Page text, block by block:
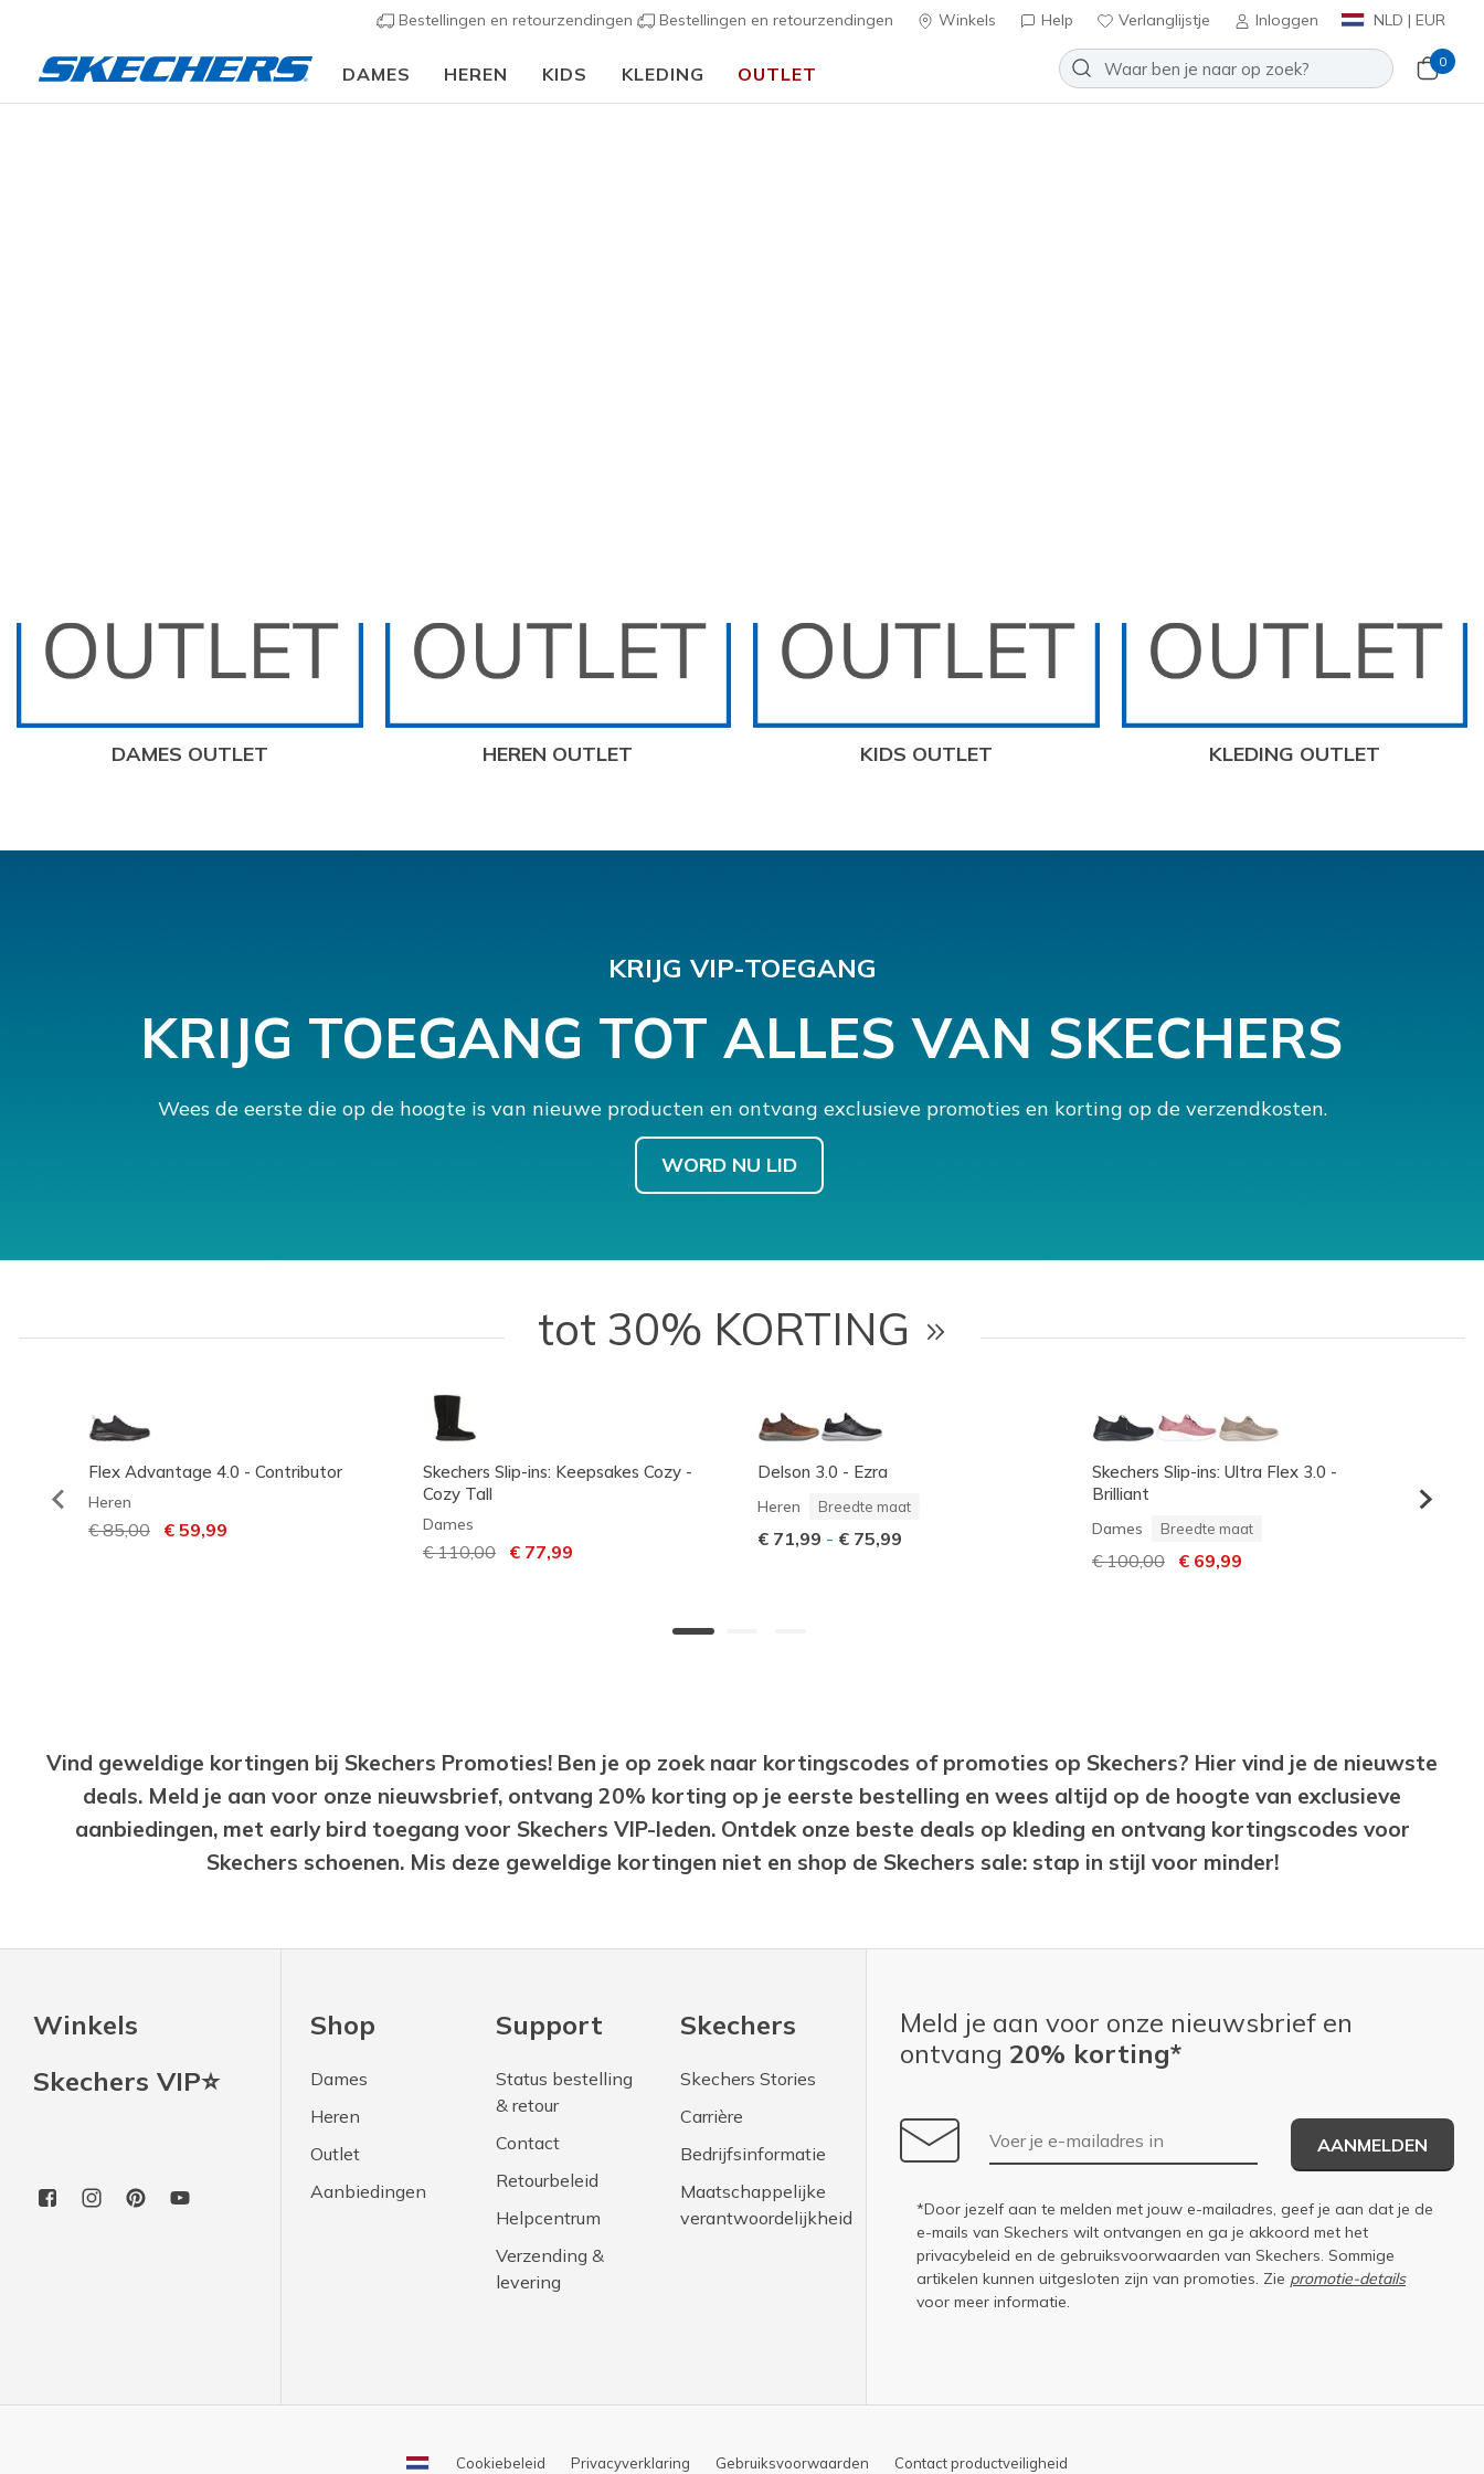
Bestellingen en retourzendingen Bestellingen en retourzendingen Winkels Help Verlanglijstje Inloggen NLD | EUR
DAMES HEREN KIDS KLEDING OUTLET
0
DAMES OUTLET HEREN OUTLET KIDS OUTLET KLEDING OUTLET
KRIJG VIP-TOEGANG
KRIJG TOEGANG TOT ALLES VAN SKECHERS
Wees de eerste die op de hoogte is van nieuwe producten en ontvang exclusieve promoties en korting op de verzendkosten.
WORD NU LID
tot 30% KORTING
Flex Advantage 4.0 - Contributor
Heren
Prijs verlaagd van
€ 85,00 naar
€ 59,99
Skechers Slip-ins: Keepsakes Cozy -
Cozy Tall
Dames
Prijs verlaagd van
€ 110,00 naar
€ 77,99
Delson 3.0 - Ezra
Heren Breedte maat
€ 71,99 - € 75,99
Skechers Slip-ins: Ultra Flex 3.0 -
Brilliant
Dames Breedte maat
Prijs verlaagd van
€ 100,00 naar
€ 69,99
Unisex
Vind geweldige kortingen bij Skechers Promoties! Ben je op zoek naar kortingscodes of promoties op Skechers? Hier vind je de nieuwste
deals. Meld je aan voor onze nieuwsbrief, ontvang 20% korting op je eerste bestelling en wees altijd op de hoogte van exclusieve
aanbiedingen, met early bird toegang voor Skechers VIP-leden. Ontdek onze beste deals op kleding en ontvang kortingscodes voor
Skechers schoenen. Mis deze geweldige kortingen niet en shop de Skechers sale: stap in stijl voor minder!
Winkels
Skechers VIP⭐
Shop
Dames
Heren
Outlet
Aanbiedingen
Support
Status bestelling
& retour
Contact
Retourbeleid
Helpcentrum
Verzending &
levering
Skechers
Skechers Stories
Carrière
Bedrijfsinformatie
Maatschappelijke
verantwoordelijkheid
Meld je aan voor onze nieuwsbrief en
ontvang 20% korting*
E-mailadres
AANMELDEN
*Door jezelf aan te melden met jouw e-mailadres, geef je aan dat je de
e-mails van Skechers wilt ontvangen en ga je akkoord met het
privacybeleid en de gebruiksvoorwaarden van Skechers. Sommige
artikelen kunnen uitgesloten zijn van promoties. Zie promotie-details
voor meer informatie.
Cookiebeleid Privacyverklaring Gebruiksvoorwaarden Contact productveiligheid